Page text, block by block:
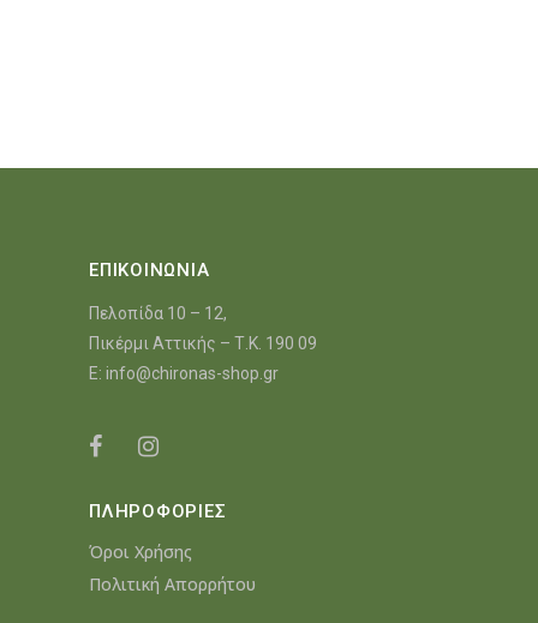
ΕΠΙΚΟΙΝΩΝΙΑ
Πελοπίδα 10 – 12,
Πικέρμι Αττικής – Τ.Κ. 190 09
E: info@chironas-shop.gr
ΠΛΗΡΟΦΟΡΙΕΣ
Όροι Χρήσης
Πολιτική Απορρήτου